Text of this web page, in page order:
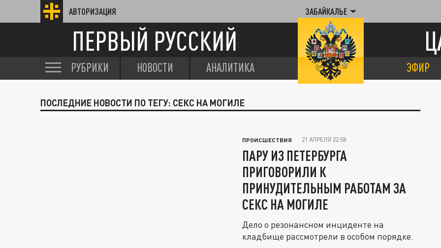
АВТОРИЗАЦИЯ ЗАБАЙКАЛЬЕ
ПЕРВЫЙ РУССКИЙ
РУБРИКИ НОВОСТИ АНАЛИТИКА ЭФИР
ПОСЛЕДНИЕ НОВОСТИ ПО ТЕГУ: СЕКС НА МОГИЛЕ
ПРОИСШЕСТВИЯ 21 АПРЕЛЯ 22:58
ПАРУ ИЗ ПЕТЕРБУРГА
ПРИГОВОРИЛИ К
ПРИНУДИТЕЛЬНЫМ РАБОТАМ ЗА
СЕКС НА МОГИЛЕ
Дело о резонансном инциденте на
кладбище рассмотрели в особом порядке.